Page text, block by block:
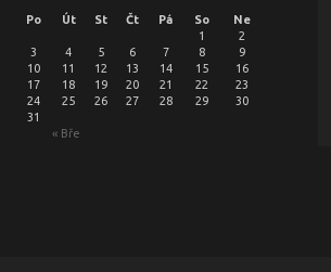
Po Út St Čt Pá So Ne
« Bře
1
2
3
4 5 6 7 8
9
10
11 12 13 14 15
16
17
18 19 20 21 22
23
24
25 26 27 28 29
30
31